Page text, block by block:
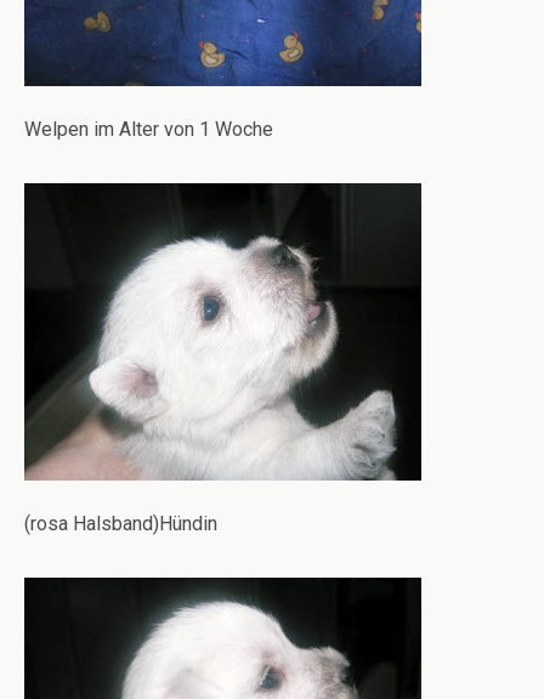
Welpen im Alter von 1 Woche
(rosa Halsband)Hündin